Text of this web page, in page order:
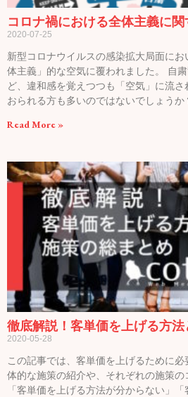
コロナ禍における全体主義に
2020-07-25
新型コロナウイルスの感染拡大局面に
体主義」的な空気に覆われました。 自
ど、違和感を覚えつつも「空気」に流
おられる方も多いのではないでしょうか
Read More »
徹底解説！客単価を上げる方
2020-05-28
この記事では、客単価を上げるために
体的な施策の紹介や、それぞれの施策の
「客単価を上げる方法が分からない」